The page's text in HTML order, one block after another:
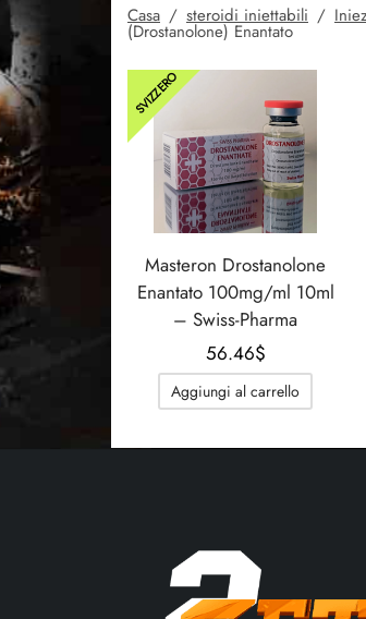
Casa / steroidi iniettabili /
(Drostanolone) Enantato
SVIZZERO
Masteron Drostanolone
Enantato 100mg/ml 10ml
– Swiss-Pharma
56.46$
Aggiungi al carrello